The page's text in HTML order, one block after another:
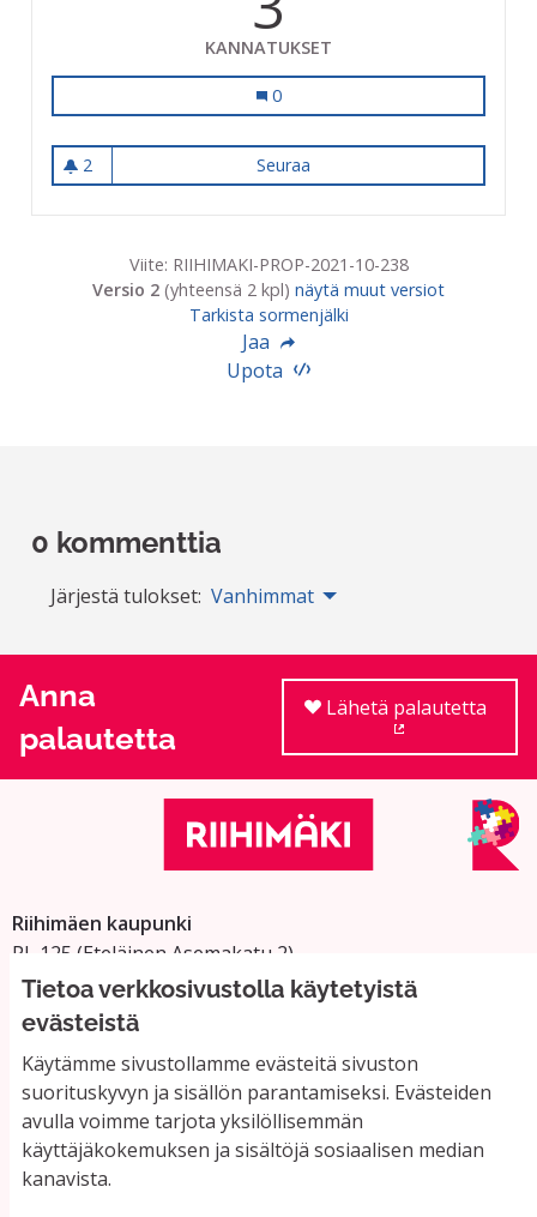
Tietoa verkkosivustolla käytetyistä
evästeistä
Käytämme sivustollamme evästeitä sivuston
suorituskyvyn ja sisällön parantamiseksi. Evästeiden
avulla voimme tarjota yksilöllisemmän
käyttäjäkokemuksen ja sisältöjä sosiaalisen median
kanavista.
KANNATUKSET
Lisää valoa Heinontieltä lähtevälle
0
2
2 seuraajaa
Seuraa
Viite: RIIHIMAKI-PROP-2021-10-238
Versio 2 (yhteensä 2 kpl) näytä muut versiot
Tarkista sormenjälki
Jaa
Upota
0 kommenttia
Järjestä tulokset: Vanhimmat
Anna
palautetta
Lähetä palautetta
Riihimäen kaupunki
PL 125 (Eteläinen Asemakatu 2)
11101 Riihimäki
Vaihde: 019 758 4000
Sähköpostiosoitteet:
etunimi.sukunimi@riihimaki.fi
Yhteystiedot ja usein kysyttyä
Käyttöehdot